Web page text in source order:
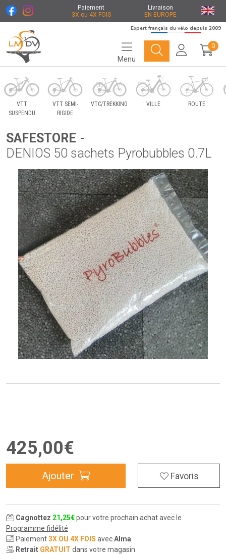
Paiement
3X ou 4X FOIS
Livraison
EN EUROPE
Le Marché du Vélo Votre distributeurs de vélo
Expert français du vélo depuis 2009
Menu
0
VTT
SUSPENDU
VTT SEMI-
RIGIDE
VTC/TREKKING VILLE ROUTE
SAFESTORE -
DENIOS 50 sachets Pyrobubbles 0.7L
425,00€
Ajouter Favoris
Cagnottez 21,25€pour votre prochain achat avec le
Programme fidélité
Paiement3X OU 4X FOIS avecAlma
Retrait GRATUIT dans votre magasin